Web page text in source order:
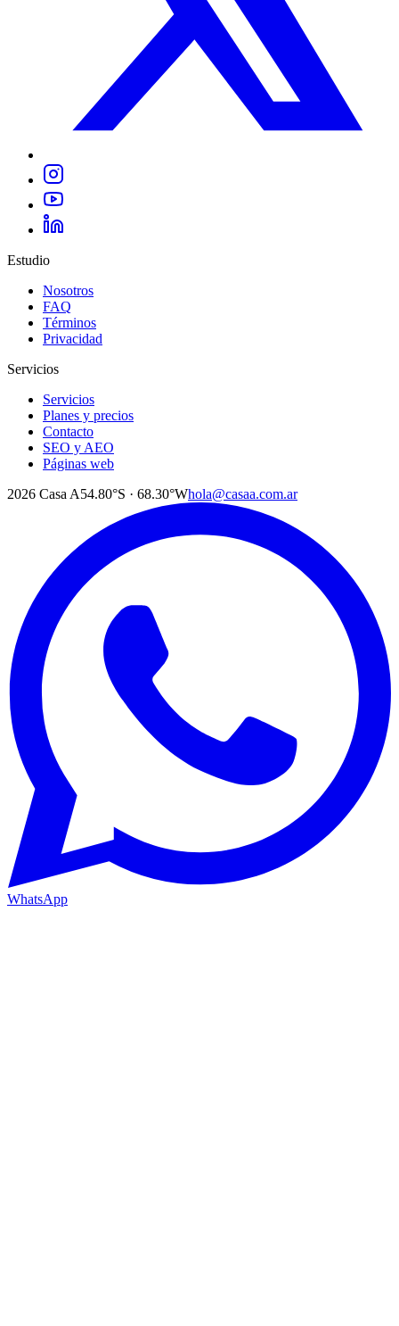
Estudio
Nosotros
FAQ
Términos
Privacidad
Servicios
Servicios
Planes y precios
Contacto
SEO y AEO
Páginas web
2026 Casa A54.80°S · 68.30°Whola@casaa.com.ar
WhatsApp